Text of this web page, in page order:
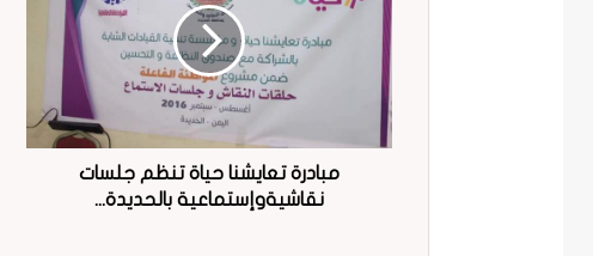
مبادرة تعايشنا حياة تنظم جلسات
نقاشيةوإستماعية بالحديدة...